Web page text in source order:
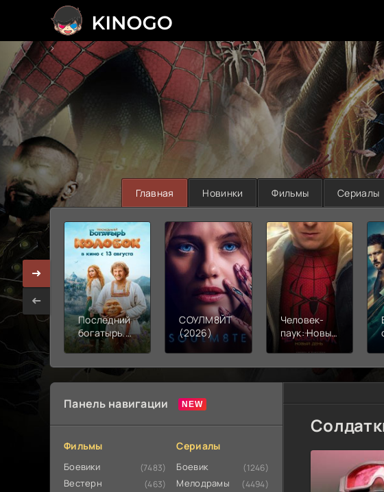
>
Главная Новинки Фильмы Сериалы
Последний
богатырь.
Колобок
СОУЛМ8ЙТ
(2026)
Человек-
паук: Новый
день (2026)
Панель навигации
Фильмы
Боевики (7483)
Вестерн (463)
Сериалы
Боевик (1246)
Мелодрамы (4494)